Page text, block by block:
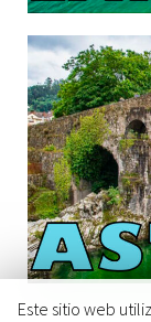
Este sitio web